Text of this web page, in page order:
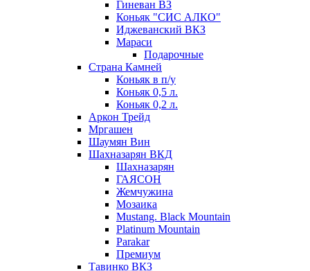
Гиневан ВЗ
Коньяк "СИС АЛКО"
Иджеванский ВКЗ
Мараси
Подарочные
Страна Камней
Коньяк в п/у
Коньяк 0,5 л.
Коньяк 0,2 л.
Аркон Трейд
Мргашен
Шаумян Вин
Шахназарян ВКД
Шахназарян
ГАЯСОН
Жемчужина
Мозаика
Mustang. Black Mountain
Platinum Mountain
Parakar
Премиум
Тавинко ВКЗ